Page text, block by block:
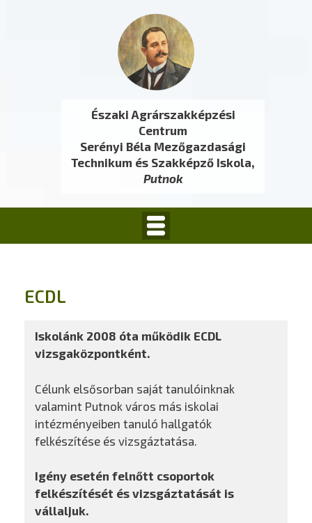
Északi Agrárszakképzési
Centrum
Serényi Béla Mezőgazdasági
Technikum és Szakképző Iskola,
Putnok
ECDL
Iskolánk 2008 óta működik ECDL
vizsgaközpontként.
Célunk elsősorban saját tanulóinknak
valamint Putnok város más iskolai
intézményeiben tanuló hallgatók
felkészítése és vizsgáztatása.
Igény esetén felnőtt csoportok
felkészítését és vizsgáztatását is
vállaljuk.